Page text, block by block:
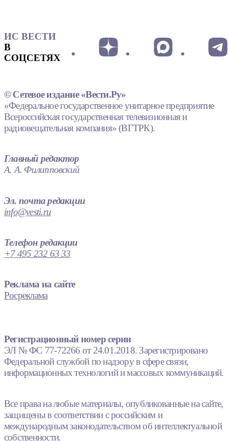
ИС ВЕСТИ
В
СОЦСЕТЯХ
© Сетевое издание «Вести.Ру»
«Федеральное государственное унитарное предприятие
Всероссийская государственная телевизионная и
радиовещательная компания» (ВГТРК).
Главный редактор
А. А. Филипповский
Эл. почта редакции
info@vesti.ru
Телефон редакции
+7 495 232 63 33
Реклама на сайте
Росреклама
Регистрационный номер серии
ЭЛ № ФС 77-72266 от 24.01.2018. Зарегистрировано
Федеральной службой по надзору в сфере связи,
информационных технологий и массовых коммуникаций.
Все права на любые материалы, опубликованные на сайте,
защищены в соответствии с российским и
международным законодательством об интеллектуальной
собственности.